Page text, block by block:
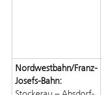
Nordwestbahn/Franz-
Josefs-Bahn: